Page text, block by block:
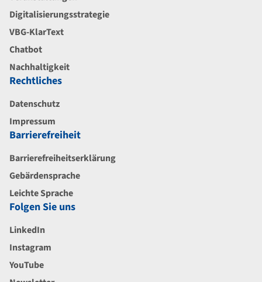
Digitalisierungsstrategie
VBG-KlarText
Chatbot
Nachhaltigkeit
Rechtliches
Datenschutz
Impressum
Barrierefreiheit
Barrierefreiheitserklärung
Gebärdensprache
Leichte Sprache
Folgen Sie uns
LinkedIn
Instagram
YouTube